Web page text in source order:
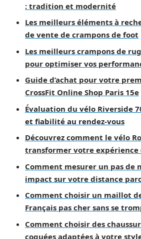
: tradition et modernité
Les meilleurs éléments à
de vente de crampons de foot
Les meilleurs crampons de
pour optimiser vos
Guide d’achat pour votre
CrossFit Online Shop Paris 15e
Évaluation du vélo Riverside
et fiabilité au rendez-vous
Découvrez comment le vélo
transformer votre expérience
Comment mesurer un pas de
impact sur votre distance
Comment choisir un maillot
Français pas cher sans se
Comment choisir des
coquées adaptées à votre